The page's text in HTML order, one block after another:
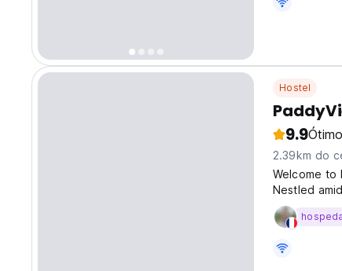
Hostel
9.9Ótimo
2.39km do
Welcome to
Nestled
backdrop,
comfort,